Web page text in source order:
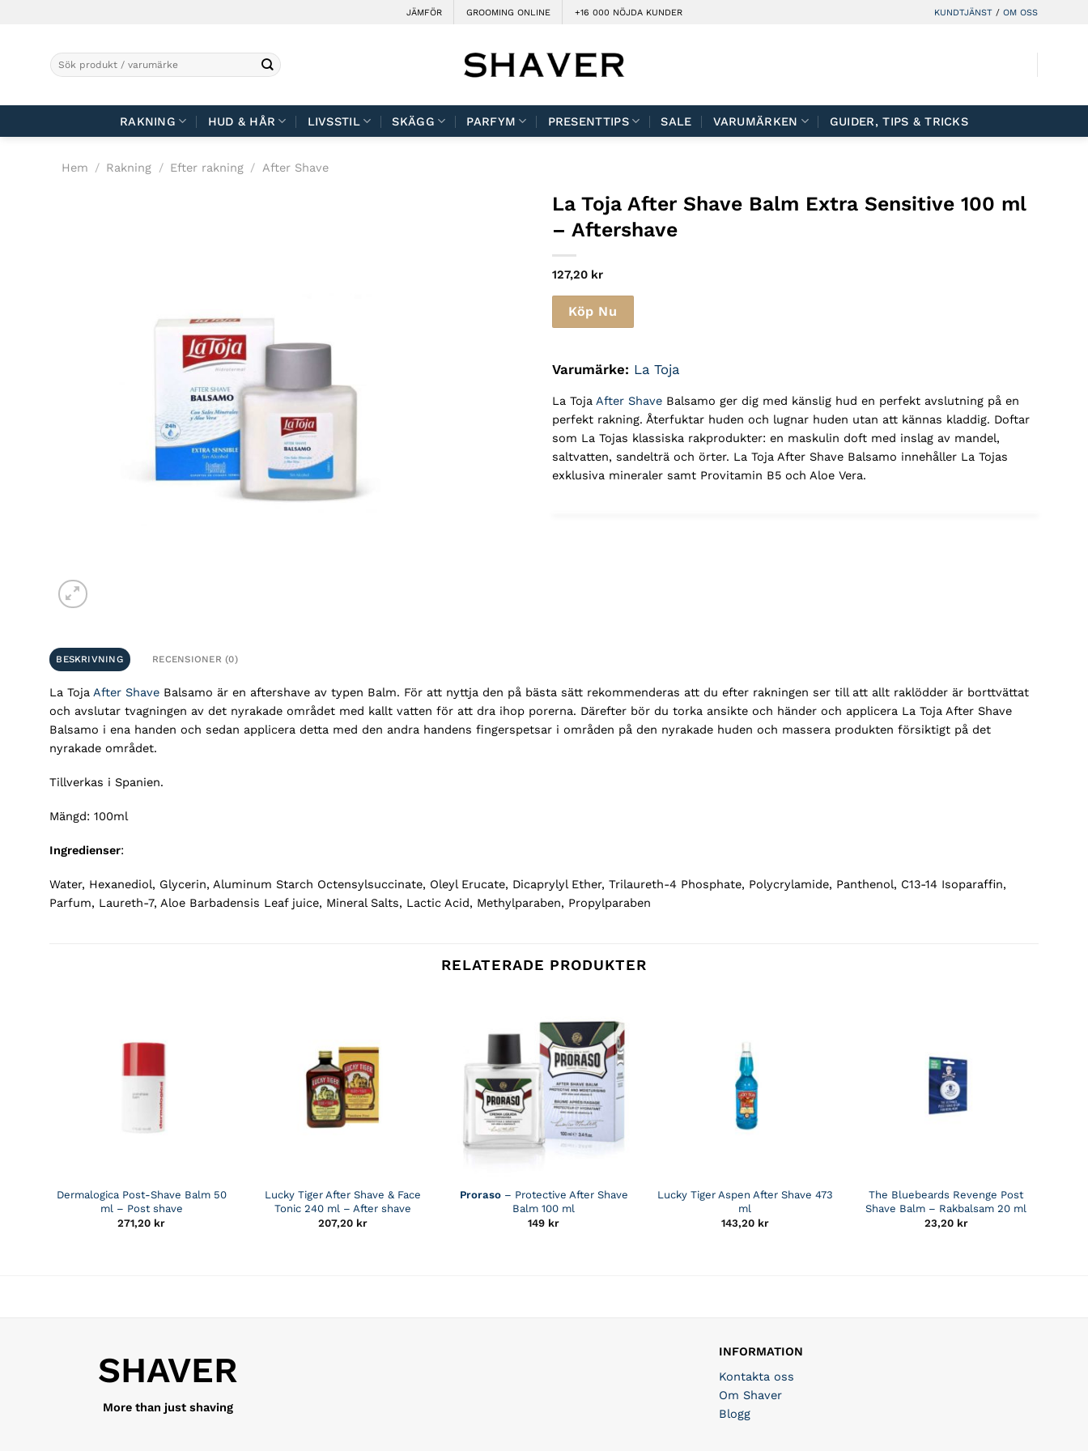
JÄMFÖR GROOMING ONLINE +16 000 NÖJDA KUNDER KUNDTJÄNST / OM OSS
Sök
efter:
RAKNING HUD & HÅR LIVSSTIL SKÄGG PARFYM PRESENTTIPS SALE VARUMÄRKEN GUIDER, TIPS & TRICKS
Hem / Rakning / Efter rakning / After Shave
La Toja After Shave Balm Extra Sensitive 100 ml
– Aftershave
127,20 kr
Köp Nu
Varumärke: La Toja
La Toja After ShaveBalsamo ger dig med känslig hud en perfekt avslutning på en
perfekt rakning. Återfuktar huden och lugnar huden utan att kännas kladdig. Doftar
som La Tojas klassiska rakprodukter: en maskulin doft med inslag av mandel,
saltvatten, sandelträ och örter. La Toja After Shave Balsamo innehåller La Tojas
exklusiva mineraler samt Provitamin B5 och Aloe Vera.
BESKRIVNING RECENSIONER (0)
La Toja After ShaveBalsamo är en aftershave av typen Balm. För att nyttja den på bästa sätt rekommenderas att du efter rakningen ser till att allt raklödder är borttvättat
och avslutar tvagningen av det nyrakade området med kallt vatten för att dra ihop porerna. Därefter bör du torka ansikte och händer och applicera La Toja After Shave
Balsamo i ena handen och sedan applicera detta med den andra handens fingerspetsar i områden på den nyrakade huden och massera produkten försiktigt på det
nyrakade området.
Tillverkas i Spanien.
Mängd: 100ml
Ingredienser:
Water, Hexanediol, Glycerin, Aluminum Starch Octensylsuccinate, Oleyl Erucate, Dicaprylyl Ether, Trilaureth-4 Phosphate, Polycrylamide, Panthenol, C13-14 Isoparaffin,
Parfum, Laureth-7, Aloe Barbadensis Leaf juice, Mineral Salts, Lactic Acid, Methylparaben, Propylparaben
RELATERADE PRODUKTER
Dermalogica Post-Shave Balm 50
ml – Post shave
271,20 kr
Lucky Tiger After Shave & Face
Tonic 240 ml – After shave
207,20 kr
Proraso– Protective After Shave
Balm 100 ml
149 kr
Lucky Tiger Aspen After Shave 473
ml
143,20 kr
The Bluebeards Revenge Post
Shave Balm – Rakbalsam 20 ml
23,20 kr
SHAVER
More than just shaving
INFORMATION
Kontakta oss
Om Shaver
Blogg